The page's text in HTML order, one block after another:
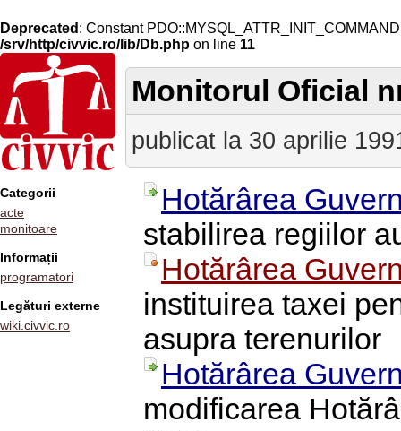
Deprecated : Constant
/srv/http/civvic.ro/lib/Db.php on line 11
Categorii
acte
monitoare
Informații
programatori
Legături externe
wiki.civvic.ro
Monitorul Oficial
publicat la 30 aprilie
Hotărârea
stabilirea regiilor
Hotărârea
instituirea taxei
asupra terenurilor
Hotărârea
modificarea